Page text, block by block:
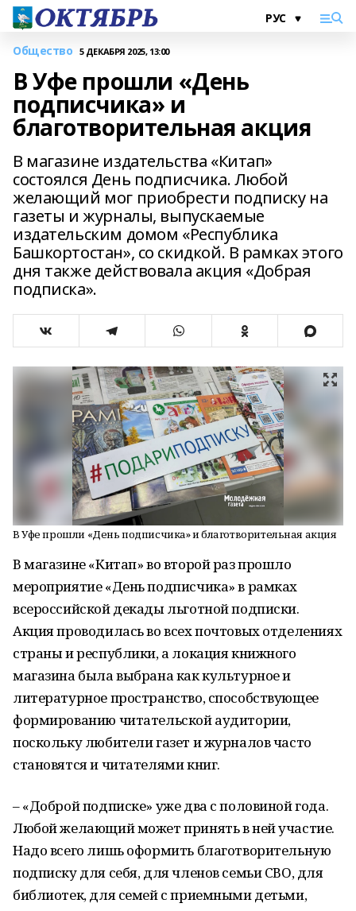
Общество 5 ДЕКАБРЯ 2025, 13:00
В Уфе прошли «День
подписчика» и
благотворительная акция
В магазине издательства «Китап»
состоялся День подписчика. Любой
желающий мог приобрести подписку на
газеты и журналы, выпускаемые
издательским домом «Республика
Башкортостан», со скидкой. В рамках этого
дня также действовала акция «Добрая
подписка».
В Уфе прошли «День подписчика» и благотворительная акция
В магазине «Китап» во второй раз прошло
мероприятие «День подписчика» в рамках
всероссийской декады льготной подписки.
Акция проводилась во всех почтовых отделениях
страны и республики, а локация книжного
магазина была выбрана как культурное и
литературное пространство, способствующее
формированию читательской аудитории,
поскольку любители газет и журналов часто
становятся и читателями книг.
– «Доброй подписке» уже два с половиной года.
Любой желающий может принять в ней участие.
Надо всего лишь оформить благотворительную
подписку для себя, для членов семьи СВО, для
библиотек, для семей с приемными детьми,